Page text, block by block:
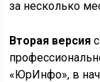
за несколько
Вторая версия
«ЮрИнфо», в